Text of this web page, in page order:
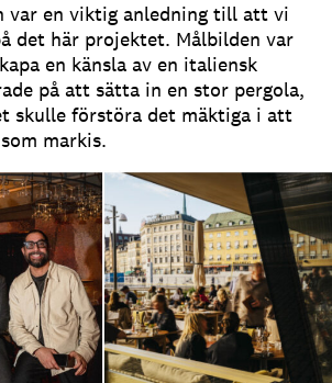
var en viktig anledning till att vi
det här projektet. Målbilden var
en känsla av en italiensk
på att sätta in en stor pergola,
skulle förstöra det mäktiga i att
markis.